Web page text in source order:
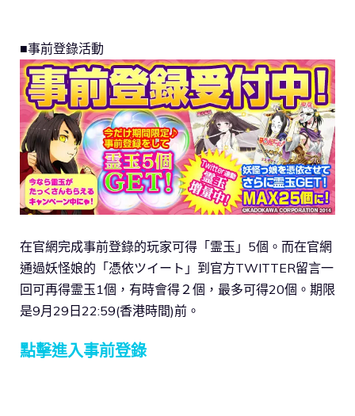
■事前登錄活動
在官網完成事前登錄的玩家可得「霊玉」5個。而在官網
通過妖怪娘的「憑依ツイート」到官方TWITTER留言一
回可再得霊玉1個，有時會得２個，最多可得20個。期限
是9月29日22:59(香港時間)前。
點擊進入事前登錄